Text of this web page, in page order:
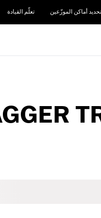
تعلّم القيادة تحديد أماكن الموزّعين